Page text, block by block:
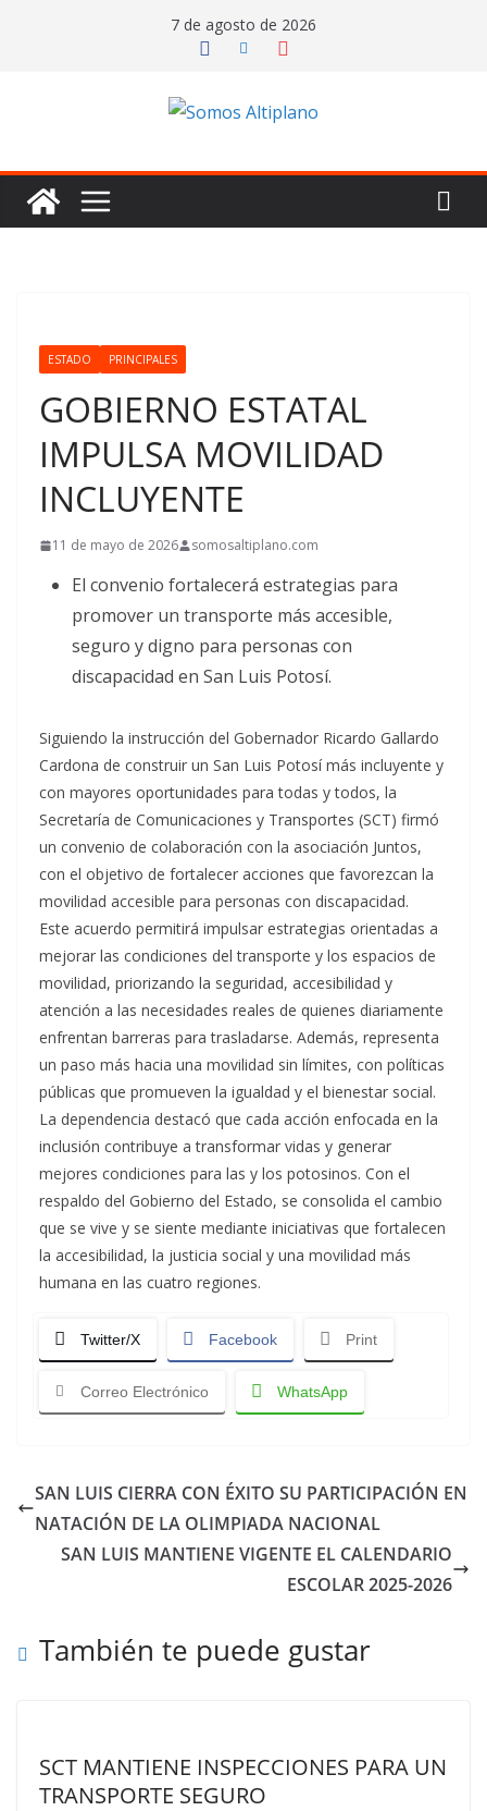
7 de agosto de 2026
ESTADO PRINCIPALES
GOBIERNO ESTATAL
IMPULSA MOVILIDAD
INCLUYENTE
11 de mayo de 2026 somosaltiplano.com
El convenio fortalecerá estrategias para
promover un transporte más accesible,
seguro y digno para personas con
discapacidad en San Luis Potosí.
Siguiendo la instrucción del Gobernador Ricardo Gallardo
Cardona de construir un San Luis Potosí más incluyente y
con mayores oportunidades para todas y todos, la
Secretaría de Comunicaciones y Transportes (SCT) firmó
un convenio de colaboración con la asociación Juntos,
con el objetivo de fortalecer acciones que favorezcan la
movilidad accesible para personas con discapacidad.
Este acuerdo permitirá impulsar estrategias orientadas a
mejorar las condiciones del transporte y los espacios de
movilidad, priorizando la seguridad, accesibilidad y
atención a las necesidades reales de quienes diariamente
enfrentan barreras para trasladarse. Además, representa
un paso más hacia una movilidad sin límites, con políticas
públicas que promueven la igualdad y el bienestar social.
La dependencia destacó que cada acción enfocada en la
inclusión contribuye a transformar vidas y generar
mejores condiciones para las y los potosinos. Con el
respaldo del Gobierno del Estado, se consolida el cambio
que se vive y se siente mediante iniciativas que fortalecen
la accesibilidad, la justicia social y una movilidad más
humana en las cuatro regiones.
Twitter/X Facebook Print
Correo Electrónico WhatsApp
SAN LUIS CIERRA CON ÉXITO SU PARTICIPACIÓN EN
NATACIÓN DE LA OLIMPIADA NACIONAL
SAN LUIS MANTIENE VIGENTE EL CALENDARIO
ESCOLAR 2025-2026
También te puede gustar
SCT MANTIENE INSPECCIONES PARA UN
TRANSPORTE SEGURO